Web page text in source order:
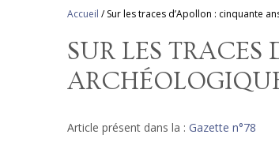
Accueil /Sur les traces d’Apollon : cinquante
SUR LES
Article présent dans la : Gazette n°78